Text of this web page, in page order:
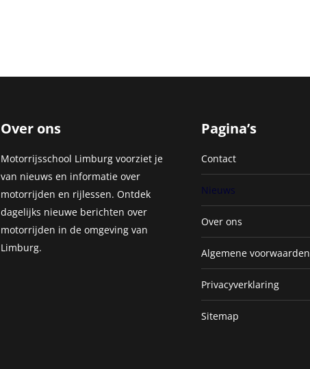
Over ons
Motorrijsschool Limburg voorziet je
van nieuws en informatie over
motorrijden en rijlessen. Ontdek
dagelijks nieuwe berichten over
motorrijden in de omgeving van
Limburg.
Pagina’s
Contact
Nieuws
Over ons
Algemene voorwaarden
Privacyverklaring
Sitemap